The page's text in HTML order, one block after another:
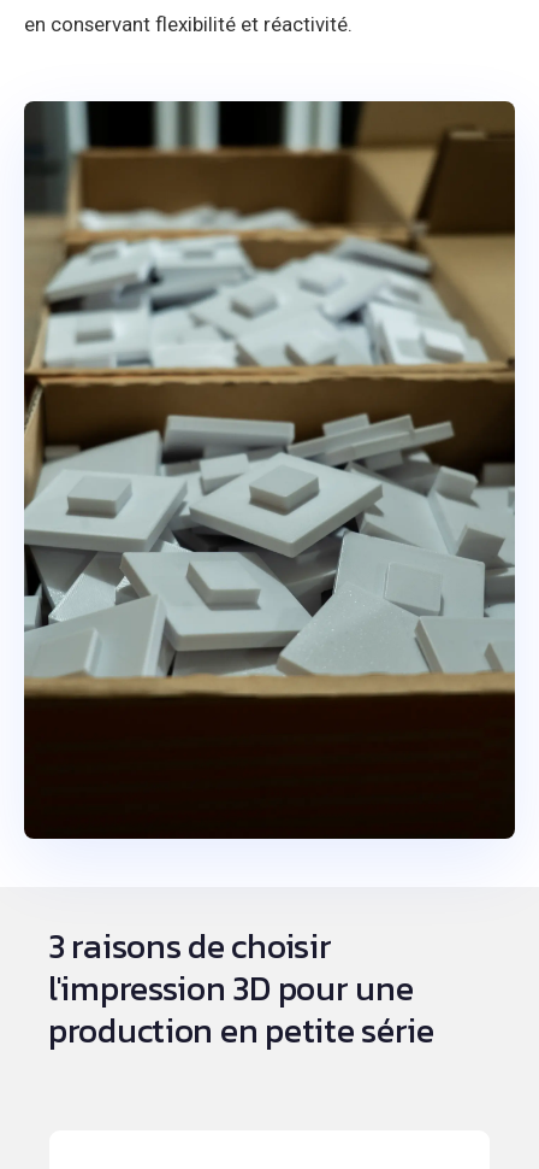
en conservant flexibilité et réactivité.
3 raisons de choisir
l'impression 3D pour une
production en petite série